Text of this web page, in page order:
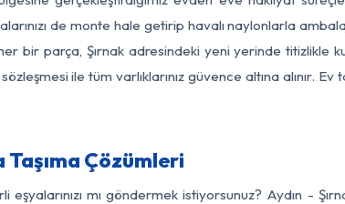
de monte hale getirip havalı naylonlarla
bir parça, Şırnak adresindeki yeni yerinde titizlikle
ile tüm varlıklarınız güvence altına alınır.
Taşıma Çözümleri
mı göndermek istiyorsunuz? Aydın -